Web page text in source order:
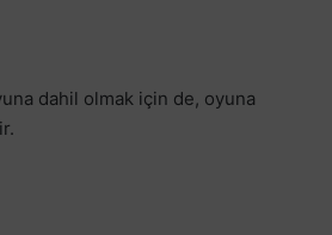
dahil olmak için de, oyuna